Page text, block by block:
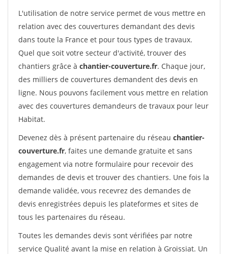
L'utilisation de notre service permet de vous mettre en
relation avec des couvertures demandant des devis
dans toute la France et pour tous types de travaux.
Quel que soit votre secteur d'activité, trouver des
chantiers grâce à chantier-couverture.fr. Chaque jour,
des milliers de couvertures demandent des devis en
ligne. Nous pouvons facilement vous mettre en relation
avec des couvertures demandeurs de travaux pour leur
Habitat.
Devenez dès à présent partenaire du réseau chantier-
couverture.fr, faites une demande gratuite et sans
engagement via notre formulaire pour recevoir des
demandes de devis et trouver des chantiers. Une fois la
demande validée, vous recevrez des demandes de
devis enregistrées depuis les plateformes et sites de
tous les partenaires du réseau.
Toutes les demandes devis sont vérifiées par notre
service Qualité avant la mise en relation à Groissiat. Un